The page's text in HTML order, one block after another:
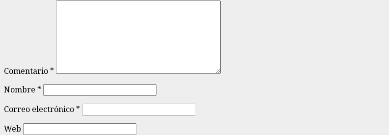
Comentario *
Nombre *
Correo electrónico *
Web